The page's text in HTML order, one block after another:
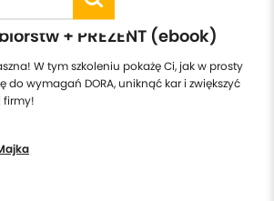
wymogi
+ PREZENT (ebook)
W tym szkoleniu pokażę Ci, jak w prosty
do wymagań DORA, uniknąć kar i zwiększyć
firmy!